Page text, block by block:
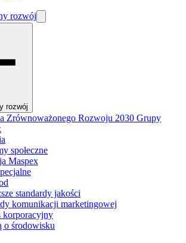
rozwój
rozwój
Zrównoważonego Rozwoju 2030 Grupy
społeczne
Maspex
standardy jakości
komunikacji marketingowej
korporacyjny
o środowisku